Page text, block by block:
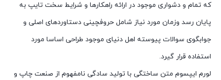
که تمام و دشواری موجود در ارائه راهکارها و شرایط سخت تایپ به
پایان رسد وزمان مورد نیاز شامل حروفچینی دستاوردهای اصلی و
جوابگوی سوالات پیوسته اهل دنیای موجود طراحی اساسا مورد
استفاده قرار گیرد.
لورم ایپسوم متن ساختگی با تولید سادگی نامفهوم از صنعت چاپ و